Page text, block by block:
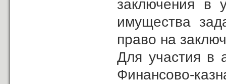
заключения в
имущества
право на
Для участия в
Финансово-